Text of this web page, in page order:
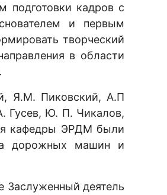
подготовки кадров с
и первым
творческий
в области
Я.М. Пиковский, А.П
Гусев, Ю. П. Чикалов,
кафедры ЭРДМ были
дорожных машин и
Заслуженный деятель